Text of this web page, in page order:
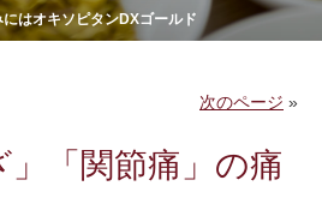
はオキソピタンDXゴールド
次のページ »
「関節痛」の痛